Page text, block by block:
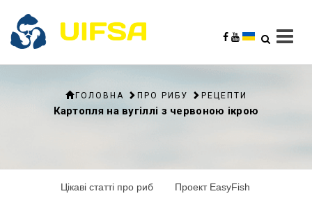
ГОЛОВНА ПРО РИБУ РЕЦЕПТИ
Картопля на вугіллі з червоною ікрою
Цікаві статті про риб Проект EasyFish